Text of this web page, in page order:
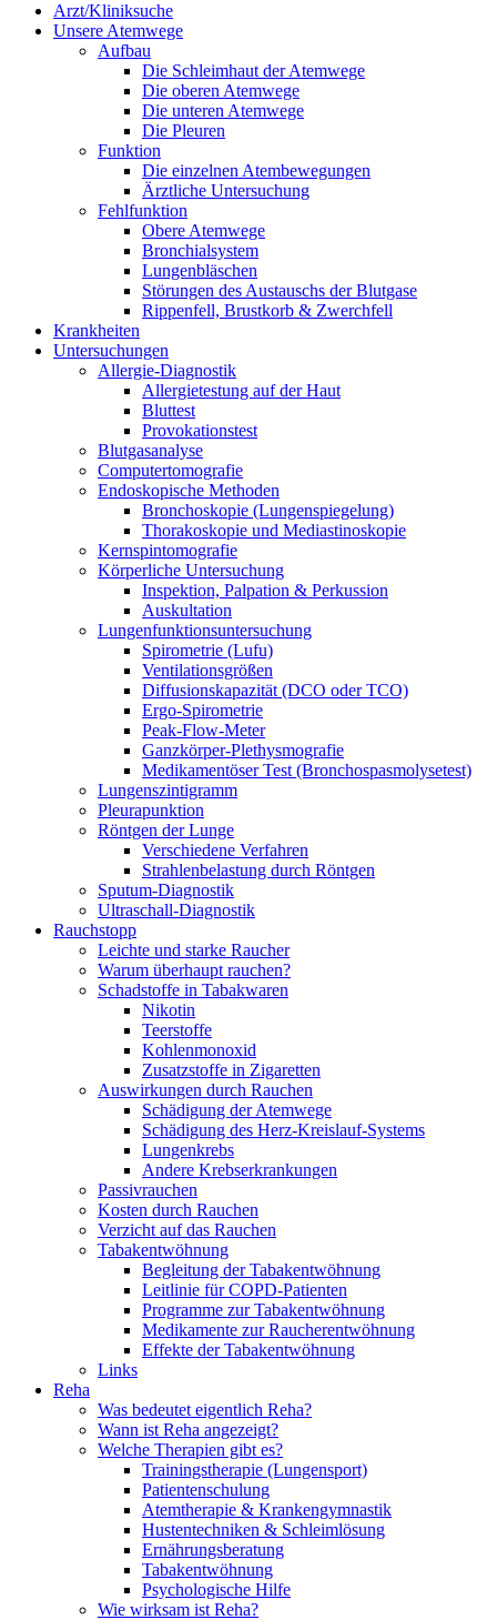
Arzt/Kliniksuche
Unsere Atemwege
Aufbau
Die Schleimhaut der Atemwege
Die oberen Atemwege
Die unteren Atemwege
Die Pleuren
Funktion
Die einzelnen Atembewegungen
Ärztliche Untersuchung
Fehlfunktion
Obere Atemwege
Bronchialsystem
Lungenbläschen
Störungen des Austauschs der Blutgase
Rippenfell, Brustkorb & Zwerchfell
Krankheiten
Untersuchungen
Allergie-Diagnostik
Allergietestung auf der Haut
Bluttest
Provokationstest
Blutgasanalyse
Computertomografie
Endoskopische Methoden
Bronchoskopie (Lungenspiegelung)
Thorakoskopie und Mediastinoskopie
Kernspintomografie
Körperliche Untersuchung
Inspektion, Palpation & Perkussion
Auskultation
Lungenfunktionsuntersuchung
Spirometrie (Lufu)
Ventilationsgrößen
Diffusionskapazität (DCO oder TCO)
Ergo-Spirometrie
Peak-Flow-Meter
Ganzkörper-Plethysmografie
Medikamentöser Test (Bronchospasmolysetest)
Lungenszintigramm
Pleurapunktion
Röntgen der Lunge
Verschiedene Verfahren
Strahlenbelastung durch Röntgen
Sputum-Diagnostik
Ultraschall-Diagnostik
Rauchstopp
Leichte und starke Raucher
Warum überhaupt rauchen?
Schadstoffe in Tabakwaren
Nikotin
Teerstoffe
Kohlenmonoxid
Zusatzstoffe in Zigaretten
Auswirkungen durch Rauchen
Schädigung der Atemwege
Schädigung des Herz-Kreislauf-Systems
Lungenkrebs
Andere Krebserkrankungen
Passivrauchen
Kosten durch Rauchen
Verzicht auf das Rauchen
Tabakentwöhnung
Begleitung der Tabakentwöhnung
Leitlinie für COPD-Patienten
Programme zur Tabakentwöhnung
Medikamente zur Raucherentwöhnung
Effekte der Tabakentwöhnung
Links
Reha
Was bedeutet eigentlich Reha?
Wann ist Reha angezeigt?
Welche Therapien gibt es?
Trainingstherapie (Lungensport)
Patientenschulung
Atemtherapie & Krankengymnastik
Hustentechniken & Schleimlösung
Ernährungsberatung
Tabakentwöhnung
Psychologische Hilfe
Wie wirksam ist Reha?